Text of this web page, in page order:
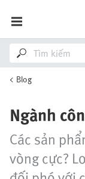
Blog
Ngành
Các sản
vòng cực?